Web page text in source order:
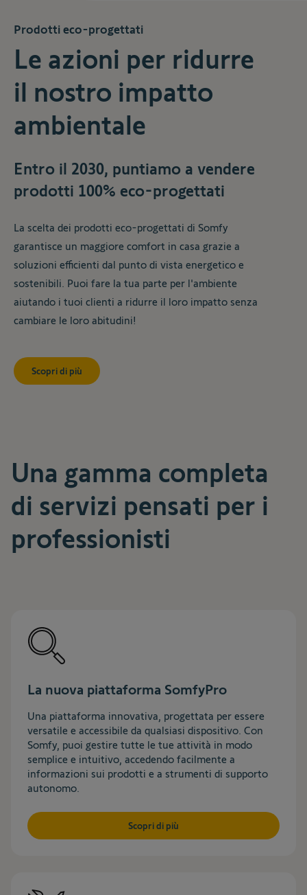
Prodotti eco-progettati
Le azioni per ridurre
il nostro impatto
ambientale
Entro il 2030, puntiamo a vendere
prodotti 100% eco-progettati
La scelta dei prodotti eco-progettati di Somfy
garantisce un maggiore comfort in casa grazie a
soluzioni efficienti dal punto di vista energetico e
sostenibili. Puoi fare la tua parte per l'ambiente
aiutando i tuoi clienti a ridurre il loro impatto senza
cambiare le loro abitudini!
Scopri di più
Una gamma completa
di servizi pensati per i
professionisti
La nuova piattaforma SomfyPro
Una piattaforma innovativa, progettata per essere
versatile e accessibile da qualsiasi dispositivo. Con
Somfy, puoi gestire tutte le tue attività in modo
semplice e intuitivo, accedendo facilmente a
informazioni sui prodotti e a strumenti di supporto
autonomo.​
Scopri di più